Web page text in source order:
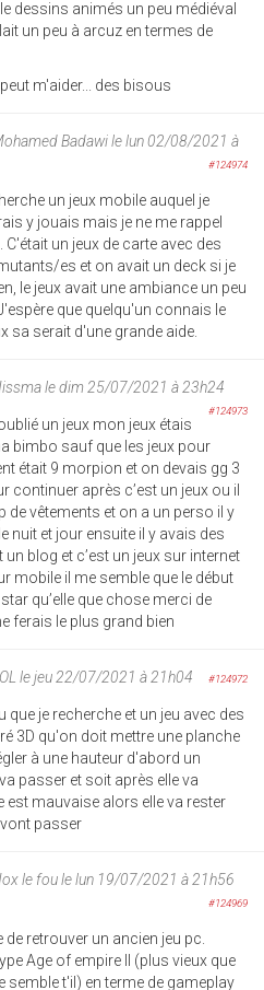
dessins animés un peu médiéval
un peu à arcuz en termes de
m'aider... des bisous
Badawile lun 02/08/2021 à
#124974
un jeux mobile auquel je
y jouais mais je ne me rappel
un jeux de carte avec des
es et on avait un deck si je
le jeux avait une ambiance un peu
que quelqu'un connais le
sa serait d'une grande aide.
le dim 25/07/2021 à 23h24
#124973
un jeux mon jeux étais
bimbo sauf que les jeux pour
était 9 morpion et on devais gg 3
continuer après c’est un jeux ou il
de vêtements et on a un perso il y
nuit et jour ensuite il y avais des
un blog et c’est un jeux sur internet
mobile il me semble que le début
star qu’elle que chose merci de
ferais le plus grand bien
le jeu 22/07/2021 à 21h04 #124972
que je recherche et un jeu avec des
3D qu'on doit mettre une planche
à une hauteur d'abord un
passer et soit après elle va
est mauvaise alors elle va rester
passer
le foule lun 19/07/2021 à 21h56
#124969
de retrouver un ancien jeu pc.
Age of empire II (plus vieux que
semble t'il) en terme de gameplay